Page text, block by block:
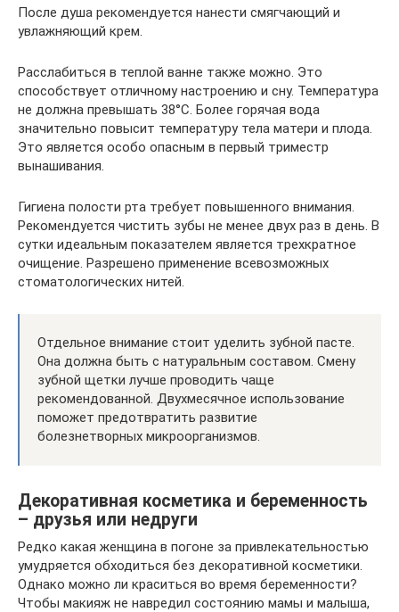
После душа рекомендуется нанести смягчающий и
увлажняющий крем.
Расслабиться в теплой ванне также можно. Это
способствует отличному настроению и сну. Температура
не должна превышать 38°С. Более горячая вода
значительно повысит температуру тела матери и плода.
Это является особо опасным в первый триместр
вынашивания.
Гигиена полости рта требует повышенного внимания.
Рекомендуется чистить зубы не менее двух раз в день. В
сутки идеальным показателем является трехкратное
очищение. Разрешено применение всевозможных
стоматологических нитей.
Отдельное внимание стоит уделить зубной пасте.
Она должна быть с натуральным составом. Смену
зубной щетки лучше проводить чаще
рекомендованной. Двухмесячное использование
поможет предотвратить развитие
болезнетворных микроорганизмов.
Декоративная косметика и беременность
– друзья или недруги
Редко какая женщина в погоне за привлекательностью
умудряется обходиться без декоративной косметики.
Однако можно ли краситься во время беременности?
Чтобы макияж не навредил состоянию мамы и малыша,